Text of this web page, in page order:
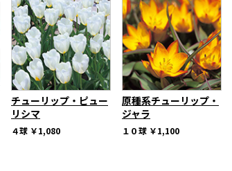
チューリップ・ピュー
リシマ
４球 ￥1,080
原種系チューリップ・
ジャラ
１０球 ￥1,100